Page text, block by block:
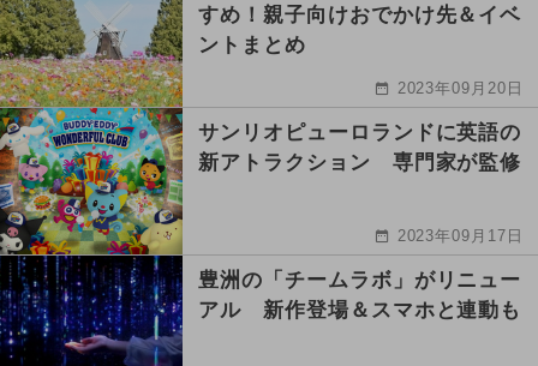
すめ！親子向けおでかけ先＆イベ
ントまとめ
2023年09月20日
サンリオピューロランドに英語の
新アトラクション 専門家が監修
2023年09月17日
豊洲の「チームラボ」がリニュー
アル 新作登場＆スマホと連動も